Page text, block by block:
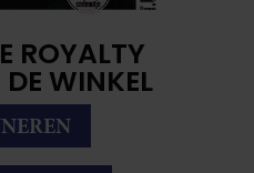
ROYALTY
WINKEL